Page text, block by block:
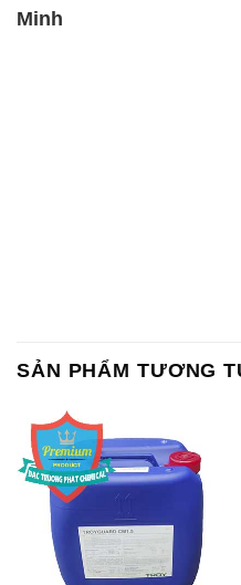
Chất Bảo Quản CMIT Thái
Lan Thailand